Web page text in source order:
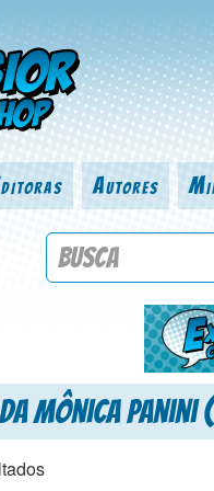
Autores
Procure por
Mônica Panini